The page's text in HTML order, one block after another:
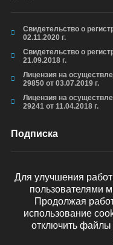
Свидетельство о
02.11.2020 г.
Свидетельство о
21.09.2018 г.
Лицензия на
29850 от 03.07.2019 г.
Лицензия на
29241 от 11.04.2018 г.
Подписка
Для улучшения
пользователями
Продолжая
использование
отключить файлы